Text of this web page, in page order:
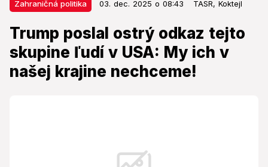
Zahraničná politika 03. dec. 2025 o 08:43 TASR, Koktejl
Trump poslal ostrý odkaz tejto
skupine ľudí v USA: My ich v
našej krajine nechceme!
Trump poslal ostrý odkaz tejto
skupine ľudí v USA: My ich v našej
krajine nechceme!